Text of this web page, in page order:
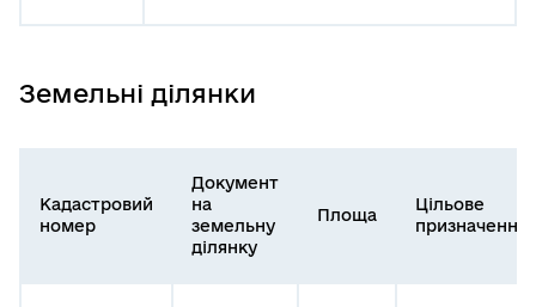
Земельні ділянки
Кадастровий
номер
Документ
на
земельну
ділянку
Площа
Цільове
призначення